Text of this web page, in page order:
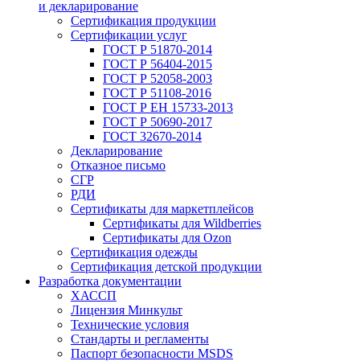
и декларирование
Сертификация продукции
Сертификации услуг
ГОСТ Р 51870-2014
ГОСТ Р 56404-2015
ГОСТ Р 52058-2003
ГОСТ Р 51108-2016
ГОСТ Р ЕН 15733-2013
ГОСТ Р 50690-2017
ГОСТ 32670-2014
Декларирование
Отказное письмо
СГР
РДИ
Сертификаты для маркетплейсов
Сертификаты для Wildberries
Сертификаты для Ozon
Сертификация одежды
Сертификация детской продукции
Разработка документации
ХАССП
Лицензия Минкульт
Технические условия
Стандарты и регламенты
Паспорт безопасности MSDS